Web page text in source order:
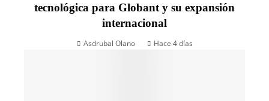
tecnológica para Globant y su expansión
internacional
Asdrubal Olano Hace 4 días